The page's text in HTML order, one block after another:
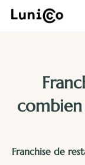
Franchise de